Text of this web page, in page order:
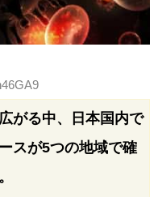
がる中、日本国内で
スが5つの地域で確